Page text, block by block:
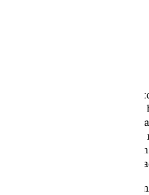
La empresa tecnológica
Universidad de Málaga en
instalaciones en Málaga Tech
instalarse en un espacio de
desarrollo de chips fotónicos,
comunicaciones de alta
Este traslado responde al